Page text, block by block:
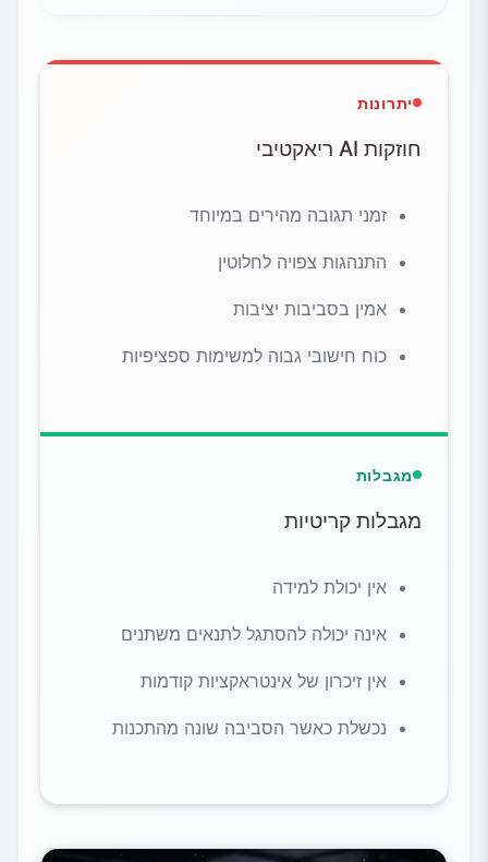
יתרונות
חוזקות AI ריאקטיבי
זמני תגובה מהירים במיוחד
התנהגות צפויה לחלוטין
אמין בסביבות יציבות
כוח חישובי גבוה למשימות ספציפיות
מגבלות
מגבלות קריטיות
אין יכולת למידה
אינה יכולה להסתגל לתנאים משתנים
אין זיכרון של אינטראקציות קודמות
נכשלת כאשר הסביבה שונה מהתכנות